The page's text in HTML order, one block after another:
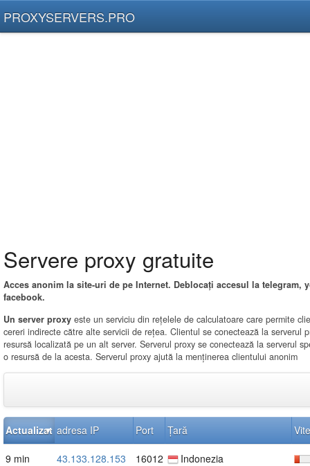
PROXYSERVERS.PRO
Servere proxy gratuite
Acces anonim la site-uri de pe Internet. Deblocați accesul la telegram,
facebook.
Un server proxy este un serviciu din rețelele de calculatoare care permite
cereri indirecte către alte servicii de rețea. Clientul se conectează la serverul
resursă localizată pe un alt server. Serverul proxy se conectează la serverul
o resursă de la acesta. Serverul proxy ajută la menținerea clientului anonim
Actualizat adresa IP Port Țară
9 min 43.133.128.153 16012 Indonezia